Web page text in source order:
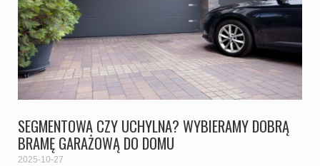
SEGMENTOWA CZY UCHYLNA? WYBIERAMY DOBRĄ
BRAMĘ GARAŻOWĄ DO DOMU
2025-10-27